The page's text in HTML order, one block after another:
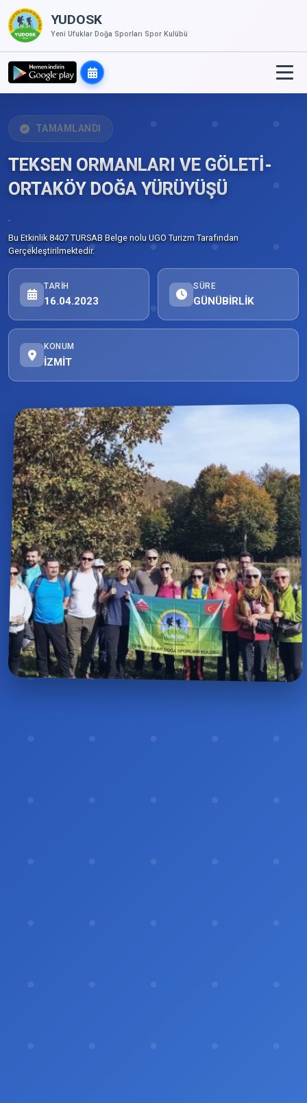
YUDOSK
Yeni Ufuklar Doğa Sporları Spor Kulübü
TAMAMLANDI
TEKSEN ORMANLARI VE GÖLETİ-
ORTAKÖY DOĞA YÜRÜYÜŞÜ
.
Bu Etkinlik 8407 TURSAB Belge nolu UGO Turizm Tarafından
Gerçekleştirilmektedir.
TARIH
16.04.2023
SÜRE
GÜNÜBİRLİK
KONUM
İZMİT